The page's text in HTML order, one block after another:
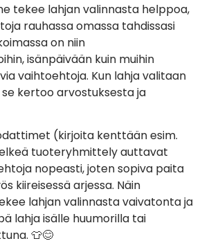
tekee lahjan valinnasta helppoa,
rauhassa omassa tahdissasi
on niin
isänpäivään kuin muihin
vaihtoehtoja. Kun lahja valitaan
kertoo arvostuksesta ja
(kirjoita kenttään esim.
tuoteryhmittely auttavat
nopeasti, joten sopiva paita
kiireisessä arjessa. Näin
lahjan valinnasta vaivatonta ja
lahja isälle huumorilla tai
👕😊